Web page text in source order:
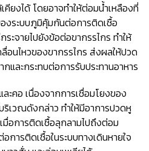
ยงได้ โดยอาจทำให้ต่อมน้ำเหลืองที่
งระบบภูมิคุ้มกันต่อการติดเชื้อ
ะจายไปยังข้อต่อขากรรไกร ทำให้
อนไหวของขากรรไกร ส่งผลให้ปวด
และกระทบต่อการรับประทานอาหาร
ะคอ เนื่องจากการเชื่อมโยงของ
ริเวณดังกล่าว ทำให้มีอาการปวดหู
มื่อการติดเชื้อลุกลามไปถึงต่อม
ารติดเชื้อในระบบทางเดินหายใจ